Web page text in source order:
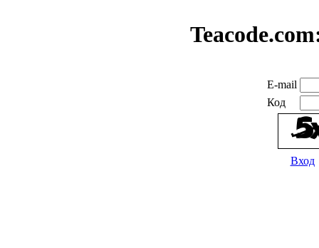
E-mail
Код
Вход